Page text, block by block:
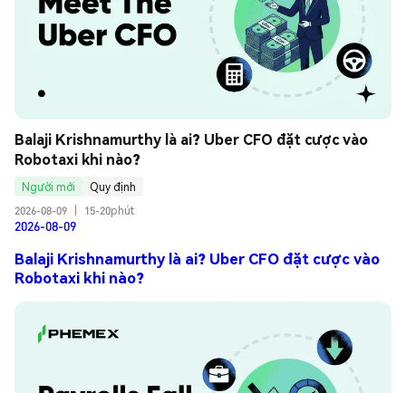
Balaji Krishnamurthy là ai? Uber CFO đặt cược vào
Robotaxi khi nào?
Người mới
Quy định
2026-08-09
15-20phút
2026-08-09
Balaji Krishnamurthy là ai? Uber CFO đặt cược vào
Robotaxi khi nào?